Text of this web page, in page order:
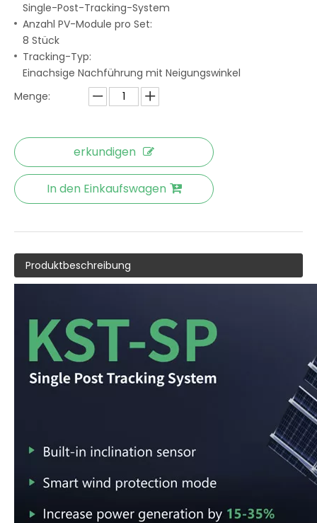
Single-Post-Tracking-System
Anzahl PV-Module pro Set:
8 Stück
Tracking-Typ:
Einachsige Nachführung mit Neigungswinkel
Menge:
erkundigen
In den Einkaufswagen
Produktbeschreibung